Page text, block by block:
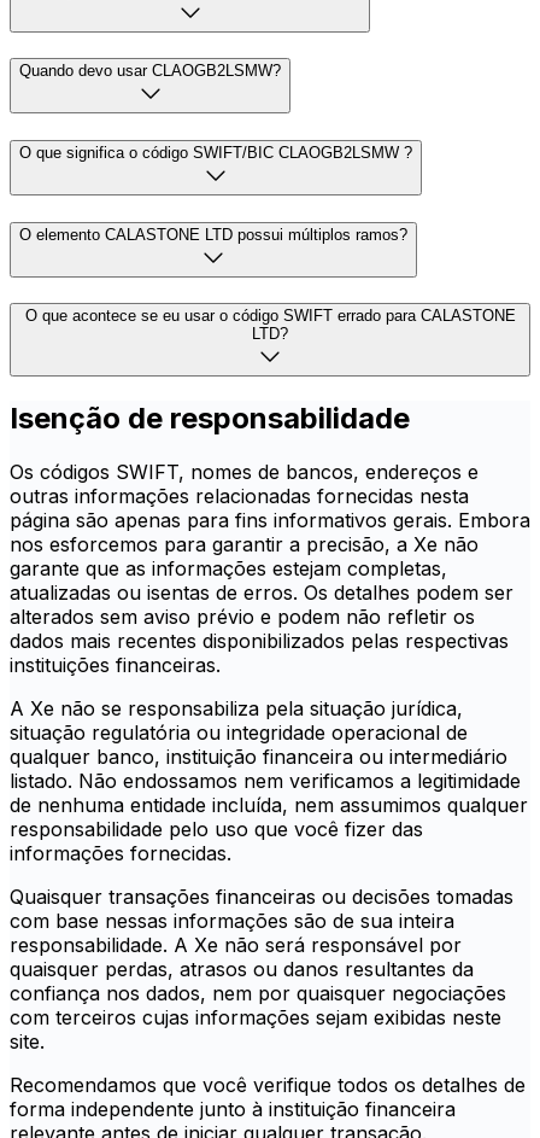
Quando devo usar CLAOGB2LSMW?
O que significa o código SWIFT/BIC CLAOGB2LSMW ?
O elemento CALASTONE LTD possui múltiplos ramos?
O que acontece se eu usar o código SWIFT errado para CALASTONE
LTD?
Isenção de responsabilidade
Os códigos SWIFT, nomes de bancos, endereços e
outras informações relacionadas fornecidas nesta
página são apenas para fins informativos gerais. Embora
nos esforcemos para garantir a precisão, a Xe não
garante que as informações estejam completas,
atualizadas ou isentas de erros. Os detalhes podem ser
alterados sem aviso prévio e podem não refletir os
dados mais recentes disponibilizados pelas respectivas
instituições financeiras.
A Xe não se responsabiliza pela situação jurídica,
situação regulatória ou integridade operacional de
qualquer banco, instituição financeira ou intermediário
listado. Não endossamos nem verificamos a legitimidade
de nenhuma entidade incluída, nem assumimos qualquer
responsabilidade pelo uso que você fizer das
informações fornecidas.
Quaisquer transações financeiras ou decisões tomadas
com base nessas informações são de sua inteira
responsabilidade. A Xe não será responsável por
quaisquer perdas, atrasos ou danos resultantes da
confiança nos dados, nem por quaisquer negociações
com terceiros cujas informações sejam exibidas neste
site.
Recomendamos que você verifique todos os detalhes de
forma independente junto à instituição financeira